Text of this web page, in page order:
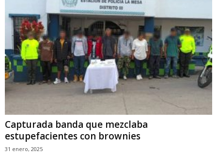
Capturada banda que mezclaba
estupefacientes con brownies
31 enero, 2025